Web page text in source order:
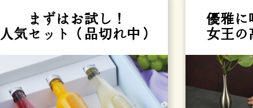
まずはお試し！
人気セット（品切れ中）
優雅に
女王の